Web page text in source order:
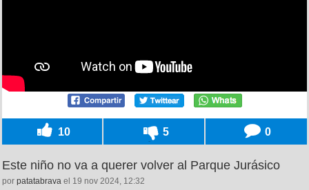
10 5 0
Este niño no va a querer volver al Parque Jurásico
por patatabrava el 19 nov 2024, 12:32